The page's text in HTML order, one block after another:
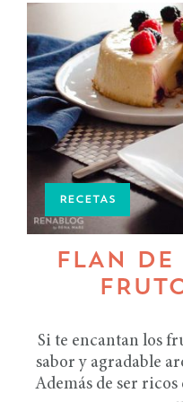
RECETAS
FLAN DE
Si te encantan los
sabor y agradable
Además de ser